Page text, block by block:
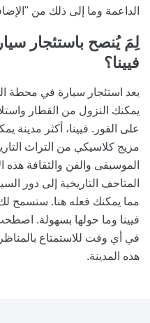
الداعمة وما إلى ذلك من
لِمَ يُنصح باستئجار
فيينا؟
يعد استئجار سيارة في محطة
يمكنك النزول من القطار
على الفور. فيينا، أكثر مدينة
مزيج كلاسيكي من التراث
الموسيقى والفن والثقافة
المتاحف التاريخية إلى دور
مما يمكنك فعله هنا. ستسمح
فيينا وما حولها بسهولة.
في أي وقت للاستمتاع
هذه المدينة.